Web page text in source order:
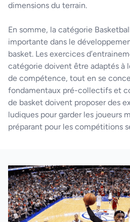
dimensions du terrain.
En somme, la catégorie
importante dans le
basket. Les exercices
catégorie doivent être adaptés à
de compétence, tout en se
fondamentaux pré-collectifs et
de basket doivent proposer des
ludiques pour garder les joueurs
préparant pour les compétitions